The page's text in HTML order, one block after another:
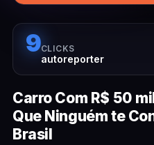
9CLICKS
autoreporter
Carro Com R$ 50
Que Ninguém te
Brasil